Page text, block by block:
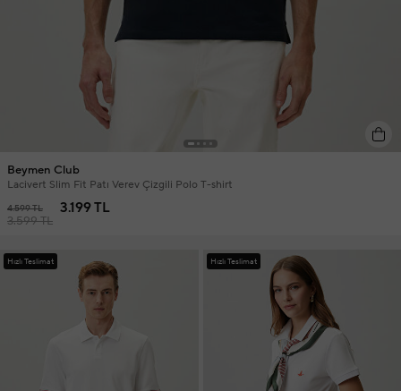
Beymen Club
Lacivert Slim Fit Patı Verev Çizgili Polo T-shirt
4.599 TL
3.599 TL
3.199 TL
Hızlı Teslimat Hızlı Teslimat